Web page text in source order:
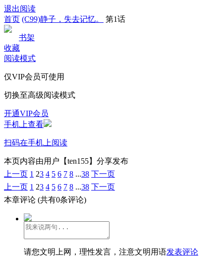
退出阅读
首页 (C99)静子，失去记忆。 第1话
书架
收藏
阅读模式
仅VIP会员可使用
切换至高级阅读模式
开通VIP会员
手机上查看
扫码在手机上阅读
本页内容由用户【ten155】分享发布
上一页 1 23 4 5 6 7 8 ...38 下一页
上一页 1 23 4 5 6 7 8 ...38 下一页
本章评论 (共有0条评论)
请您文明上网，理性发言，注意文明用语发表评论